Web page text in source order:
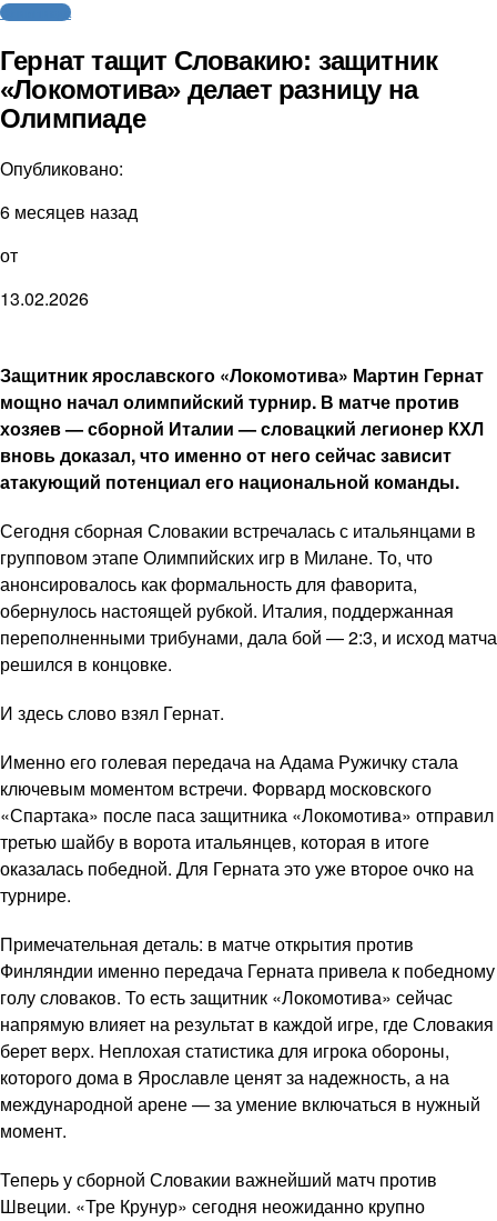
Олимпиада
Гернат тащит Словакию: защитник
«Локомотива» делает разницу на
Олимпиаде
Опубликовано:
6 месяцев назад
от
13.02.2026
Защитник ярославского «Локомотива» Мартин Гернат
мощно начал олимпийский турнир. В матче против
хозяев — сборной Италии — словацкий легионер КХЛ
вновь доказал, что именно от него сейчас зависит
атакующий потенциал его национальной команды.
Сегодня сборная Словакии встречалась с итальянцами в
групповом этапе Олимпийских игр в Милане. То, что
анонсировалось как формальность для фаворита,
обернулось настоящей рубкой. Италия, поддержанная
переполненными трибунами, дала бой — 2:3, и исход матча
решился в концовке.
И здесь слово взял Гернат.
Именно его голевая передача на Адама Ружичку стала
ключевым моментом встречи. Форвард московского
«Спартака» после паса защитника «Локомотива» отправил
третью шайбу в ворота итальянцев, которая в итоге
оказалась победной. Для Герната это уже второе очко на
турнире.
Примечательная деталь: в матче открытия против
Финляндии именно передача Герната привела к победному
голу словаков. То есть защитник «Локомотива» сейчас
напрямую влияет на результат в каждой игре, где Словакия
берет верх. Неплохая статистика для игрока обороны,
которого дома в Ярославле ценят за надежность, а на
международной арене — за умение включаться в нужный
момент.
Теперь у сборной Словакии важнейший матч против
Швеции. «Тре Крунур» сегодня неожиданно крупно